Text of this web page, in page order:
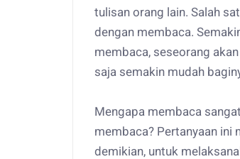
tulisan orang lain. Salah
dengan membaca.
membaca, seseorang
saja semakin mudah
Mengapa membaca
membaca? Pertanyaan ini
demikian, untuk